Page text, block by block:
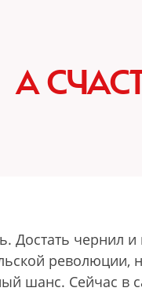
А
Достать чернил и
революции,
шанс. Сейчас в